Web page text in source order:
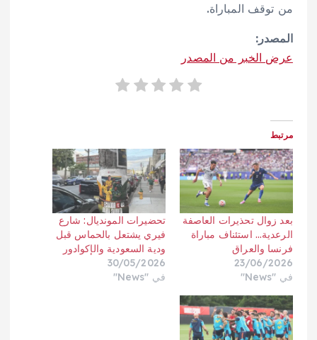
من توقف المباراة.
المصدر:
عرض الخبر من المصدر
مرتبط
بعد زوال تحذيرات العاصفة
الرعدية… استئناف مباراة
فرنسا والعراق
23/06/2026
في "News"
تحضيرات المونديال: شارع
فيري يشتعل بالحماس قبل
ودية السعودية والإكوادور
30/05/2026
في "News"